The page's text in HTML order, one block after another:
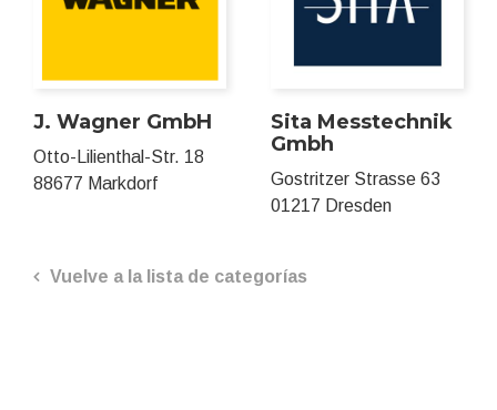
J. Wagner GmbH
Otto-Lilienthal-Str. 18
88677 Markdorf
Sita Messtechnik
Gmbh
Gostritzer Strasse 63
01217 Dresden
Vuelve a la lista de categorías